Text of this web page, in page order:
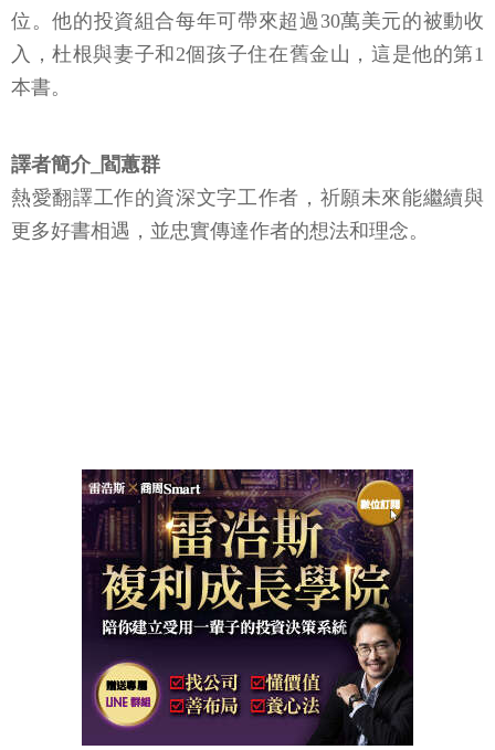
位。他的投資組合每年可帶來超過30萬美元的被動收
入，杜根與妻子和2個孩子住在舊金山，這是他的第1
本書。
譯者簡介_閻蕙群
熱愛翻譯工作的資深文字工作者，祈願未來能繼續與
更多好書相遇，並忠實傳達作者的想法和理念。